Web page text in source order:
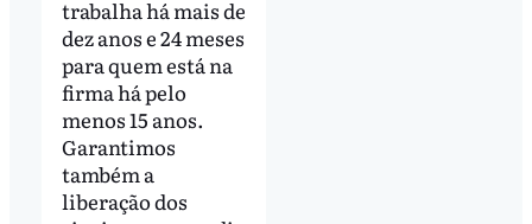
trabalha há mais de
dez anos e 24 meses
para quem está na
firma há pelo
menos 15 anos.
Garantimos
também a
liberação dos